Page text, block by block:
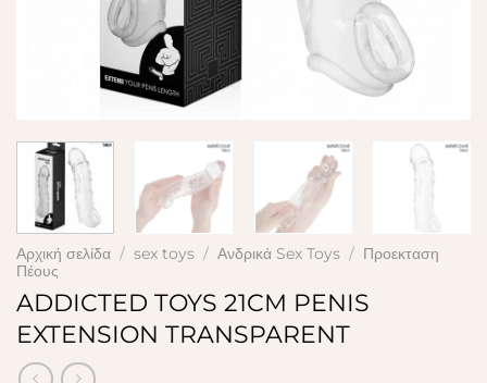
Αρχική σελίδα / sex toys / Ανδρικά Sex Toys / Προεκταση
Πέους
ADDICTED TOYS 21CM PENIS
EXTENSION TRANSPARENT